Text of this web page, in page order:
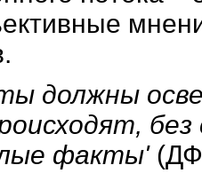
должны
без
факты'